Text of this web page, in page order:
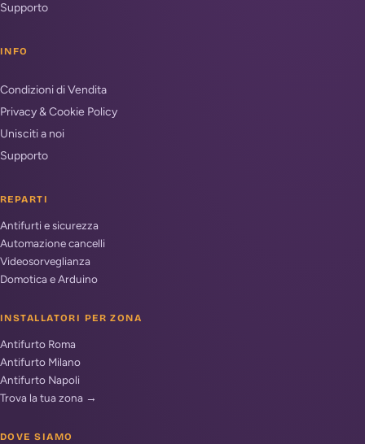
Supporto
INFO
Condizioni di Vendita
Privacy & Cookie Policy
Unisciti a noi
Supporto
REPARTI
Antifurti e sicurezza
Automazione cancelli
Videosorveglianza
Domotica e Arduino
INSTALLATORI PER ZONA
Antifurto Roma
Antifurto Milano
Antifurto Napoli
Trova la tua zona →
DOVE SIAMO